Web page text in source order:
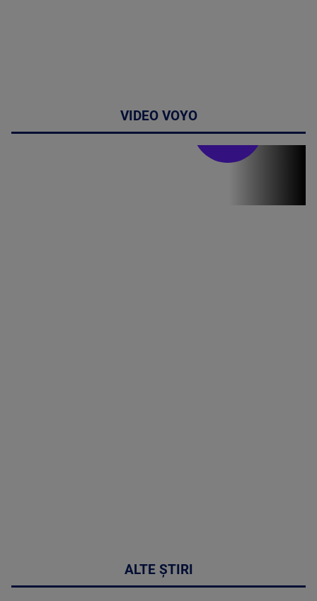
VIDEO VOYO
ALTE ȘTIRI